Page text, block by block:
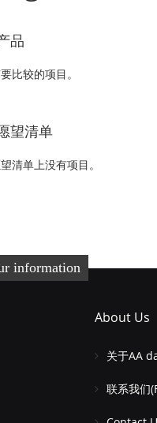
品
比较的项目。
望清单
清单上没有项目。
information
About Us
关于AA
联系我们